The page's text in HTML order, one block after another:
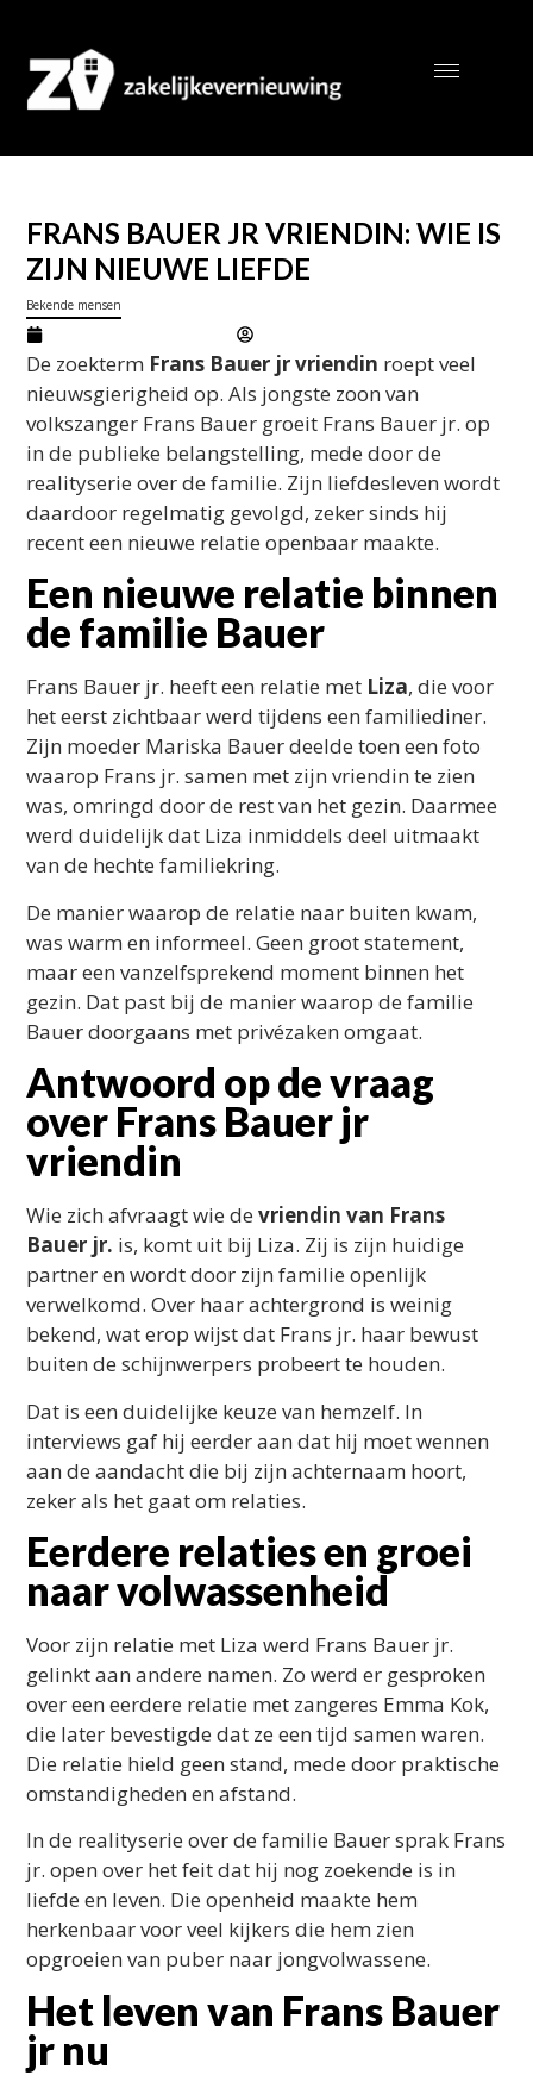
FRANS BAUER JR VRIENDIN: WIE IS
ZIJN NIEUWE LIEFDE
Bekende mensen
De zoekterm Frans Bauer jr vriendin roept veel
nieuwsgierigheid op. Als jongste zoon van
volkszanger Frans Bauer groeit Frans Bauer jr. op
in de publieke belangstelling, mede door de
realityserie over de familie. Zijn liefdesleven wordt
daardoor regelmatig gevolgd, zeker sinds hij
recent een nieuwe relatie openbaar maakte.
Een nieuwe relatie binnen
de familie Bauer
Frans Bauer jr. heeft een relatie met Liza, die voor
het eerst zichtbaar werd tijdens een familiediner.
Zijn moeder Mariska Bauer deelde toen een foto
waarop Frans jr. samen met zijn vriendin te zien
was, omringd door de rest van het gezin. Daarmee
werd duidelijk dat Liza inmiddels deel uitmaakt
van de hechte familiekring.
De manier waarop de relatie naar buiten kwam,
was warm en informeel. Geen groot statement,
maar een vanzelfsprekend moment binnen het
gezin. Dat past bij de manier waarop de familie
Bauer doorgaans met privézaken omgaat.
Antwoord op de vraag
over Frans Bauer jr
vriendin
Wie zich afvraagt wie devriendin van Frans
Bauer jr. is, komt uit bij Liza. Zij is zijn huidige
partner en wordt door zijn familie openlijk
verwelkomd. Over haar achtergrond is weinig
bekend, wat erop wijst dat Frans jr. haar bewust
buiten de schijnwerpers probeert te houden.
Dat is een duidelijke keuze van hemzelf. In
interviews gaf hij eerder aan dat hij moet wennen
aan de aandacht die bij zijn achternaam hoort,
zeker als het gaat om relaties.
Eerdere relaties en groei
naar volwassenheid
Voor zijn relatie met Liza werd Frans Bauer jr.
gelinkt aan andere namen. Zo werd er gesproken
over een eerdere relatie met zangeres Emma Kok,
die later bevestigde dat ze een tijd samen waren.
Die relatie hield geen stand, mede door praktische
omstandigheden en afstand.
In de realityserie over de familie Bauer sprak Frans
jr. open over het feit dat hij nog zoekende is in
liefde en leven. Die openheid maakte hem
herkenbaar voor veel kijkers die hem zien
opgroeien van puber naar jongvolwassene.
Het leven van Frans Bauer
jr nu